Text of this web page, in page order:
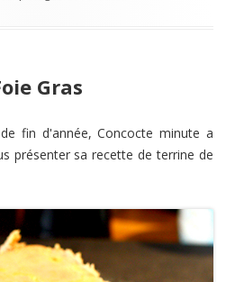
Gras
fin d'année, Concocte minute a
présenter sa recette de terrine de